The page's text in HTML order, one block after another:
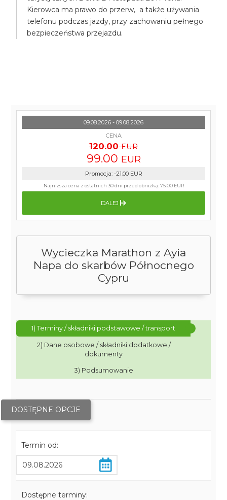
Kierowca ma prawo do przerw, a także używania
telefonu podczas jazdy, przy zachowaniu pełnego
bezpieczeństwa przejazdu.
Wycieczka Marathon z Ayia
Napa do skarbów Północnego
Cypru
1) Terminy / składniki podstawowe / transport
2) Dane osobowe / składniki dodatkowe /
dokumenty
3) Podsumowanie
DOSTĘPNE OPCJE
Termin od:
Dostępne terminy:
09.08.2026 - 09.08.2026
CENA
120.00 EUR
99.00 EUR
Promocja: -21.00 EUR
Najniższa cena z ostatnich 30 dni przed obniżką:75.00 EUR
DALEJ